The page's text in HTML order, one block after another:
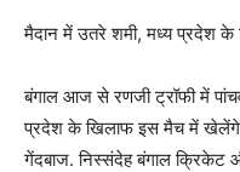
मैदान में उतरे शमी, मध्य प्रदेश
बंगाल आज से रणजी ट्रॉफी में
प्रदेश के खिलाफ इस मैच में खेलेंगे.
गेंदबाज. निस्संदेह बंगाल क्रिकेट